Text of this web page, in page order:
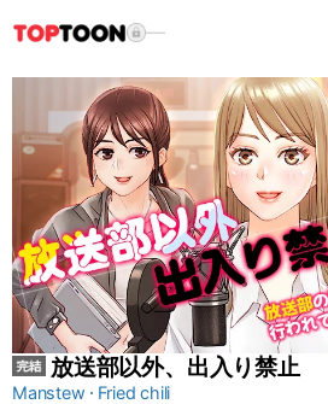
放送部以外、出入り禁止
Manstew
Fried chili